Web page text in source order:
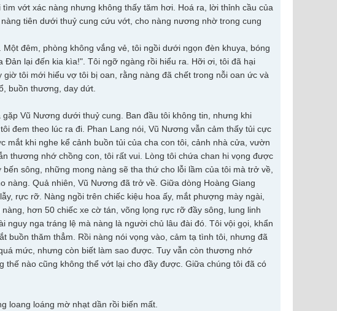
vớt xác nàng nhưng không thấy tăm hơi. Hoá ra, lời thỉnh cầu của
tiên dưới thuỷ cung cứu vớt, cho nàng nương nhờ trong cung
đêm, phòng không vắng vẻ, tôi ngồi dưới ngọn đèn khuya, bóng
lại đến kia kìa!". Tôi ngỡ ngàng rồi hiểu ra. Hỡi ơi, tôi đã hại
tôi mới hiểu vợ tôi bị oan, rằng nàng đã chết trong nỗi oan ức và
buồn thương, day dứt.
Vũ Nương dưới thuỷ cung. Ban đầu tôi không tin, nhưng khi
đem theo lúc ra đi. Phan Lang nói, Vũ Nương vẫn cảm thấy tủi cực
khi nghe kể cảnh buồn tủi của cha con tôi, cảnh nhà cửa, vườn
thương nhớ chồng con, tôi rất vui. Lòng tôi chứa chan hi vọng được
sông, những mong nàng sẽ tha thứ cho lỗi lầm của tôi mà trở về,
nàng. Quả nhiên, Vũ Nương đã trở về. Giữa dòng Hoàng Giang
rực rỡ. Nàng ngồi trên chiếc kiệu hoa ấy, mắt phượng mày ngài,
hơn 50 chiếc xe cờ tán, võng lọng rực rỡ đầy sông, lung linh
nga tráng lệ mà nàng là người chủ lâu đài đó. Tôi vội gọi, khẩn
buồn thăm thẳm. Rồi nàng nói vọng vào, cảm tạ tình tôi, nhưng đã
mức, nhưng còn biết làm sao được. Tuy vẫn còn thương nhớ
nào cũng không thể vớt lại cho đầy được. Giữa chúng tôi đã có
loang loáng mờ nhạt dần rồi biến mất.